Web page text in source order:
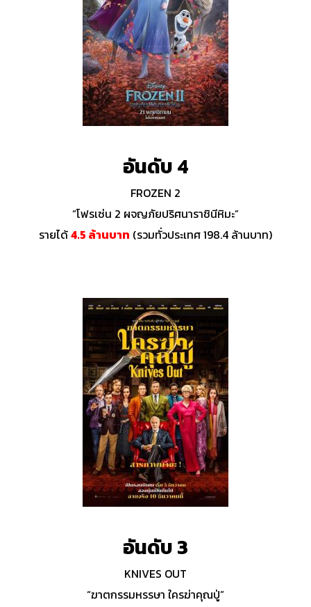
อันดับ 4
FROZEN 2
“โฟรเซ่น 2 ผจญภัยปริศนาราชินีหิมะ”
รายได้4.5 ล้านบาท (รวมทั่วประเทศ 198.4 ล้านบาท)
อันดับ 3
KNIVES OUT
“ฆาตกรรมหรรษา ใครฆ่าคุณปู่”